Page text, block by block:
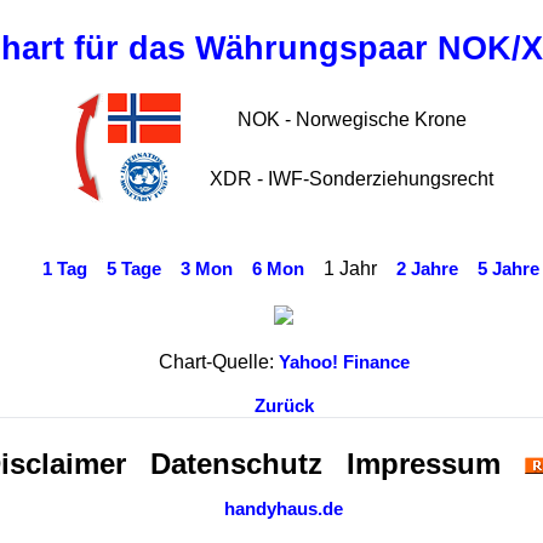
für das Währungspaar NOK/
NOK - Norwegische Krone
XDR - IWF-Sonderziehungsrecht
1 Tag 5 Tage 3 Mon 6 Mon 1 Jahr 2 Jahre 5 Jahre
Chart-Quelle: Yahoo! Finance
Zurück
Datenschutz Impressum
handyhaus.de